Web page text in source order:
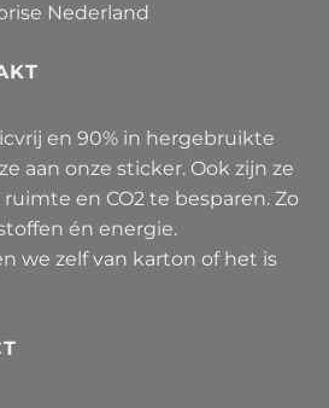
Nederland
en 90% in hergebruikte
aan onze sticker. Ook zijn ze
en CO2 te besparen. Zo
én energie.
we zelf van karton of het is